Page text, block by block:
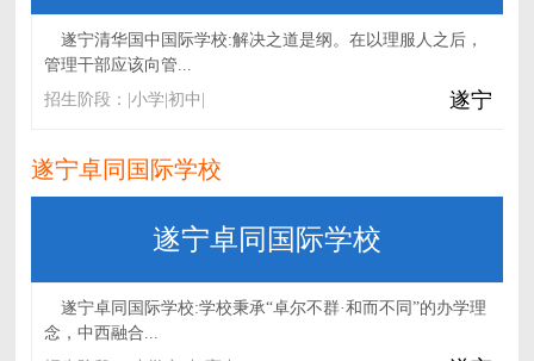
遂宁清华国中国际学校:解决之道是纲。在以理服人之后，
管理干部应该向管...
招生阶段：|小学|初中|
遂宁
遂宁卓同国际学校
遂宁卓同国际学校
遂宁卓同国际学校:学校秉承“卓尔不群·和而不同”的办学理
念，中西融合...